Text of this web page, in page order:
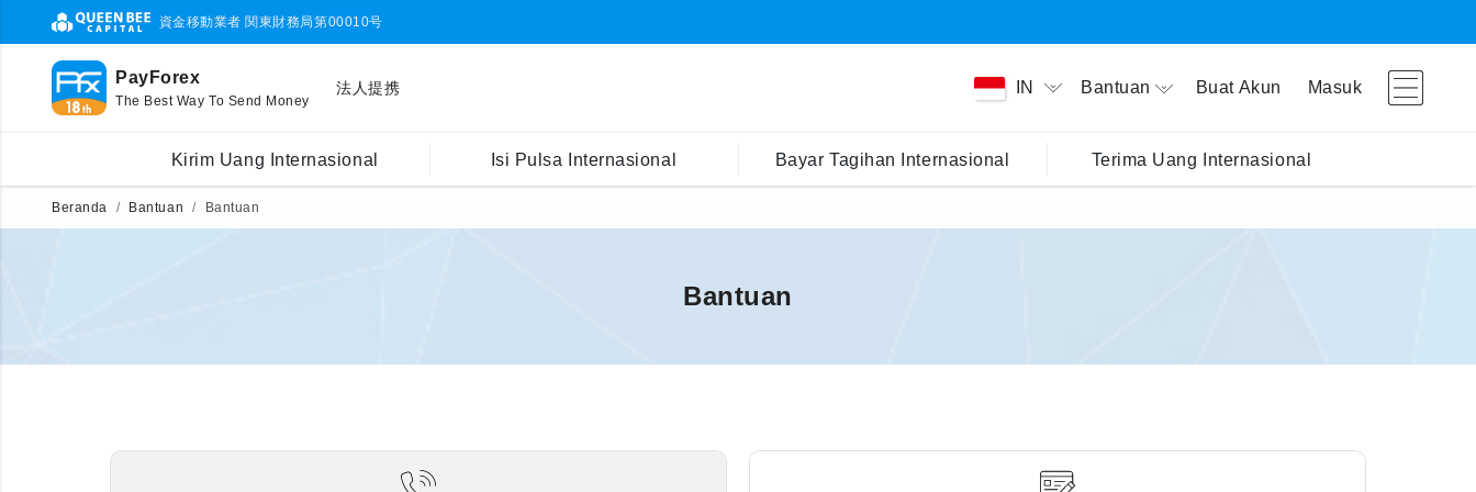
資金移動業者 関東財務局第00010号
PayForex
The Best Way To Send Money
法人提携 IN Bantuan Buat Akun Masuk
Kirim Uang Internasional Isi Pulsa Internasional Bayar Tagihan Internasional Terima Uang Internasional
Beranda Bantuan Bantuan
Bantuan